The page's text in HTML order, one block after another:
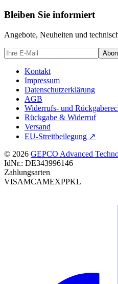
Bleiben Sie informiert
Angebote, Neuheiten und
Kontakt
Impressum
Datenschutzerklärung
AGB
Widerrufs- und
Rückgabe & Widerruf
Versand
EU-Streitbeilegung ↗
© 2026 GEPCO Advanced
IdNr.: DE343996146
Zahlungsarten
VISAMCAMEXPPKL